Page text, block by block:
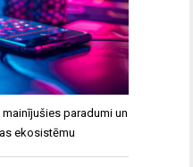
paradumi un
ekosistēmu